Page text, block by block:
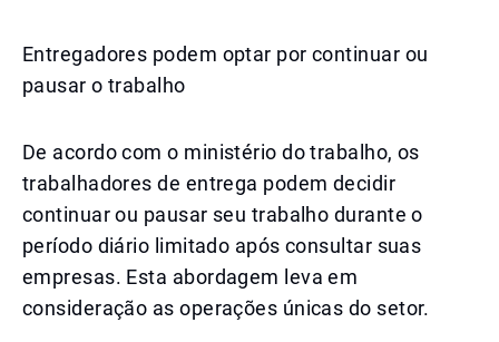
Entregadores podem optar por continuar ou
pausar o trabalho
De acordo com o ministério do trabalho, os
trabalhadores de entrega podem decidir
continuar ou pausar seu trabalho durante o
período diário limitado após consultar suas
empresas. Esta abordagem leva em
consideração as operações únicas do setor.